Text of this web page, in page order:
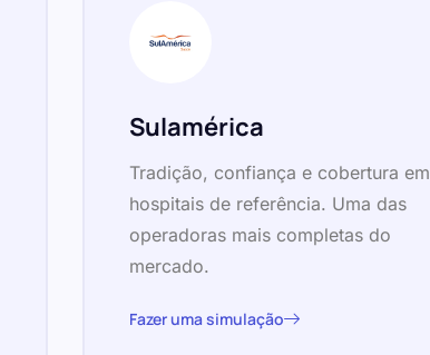
Sulamérica
Tradição, confiança e cobertura em
hospitais de referência. Uma das
operadoras mais completas do
mercado.
Fazer uma simulação